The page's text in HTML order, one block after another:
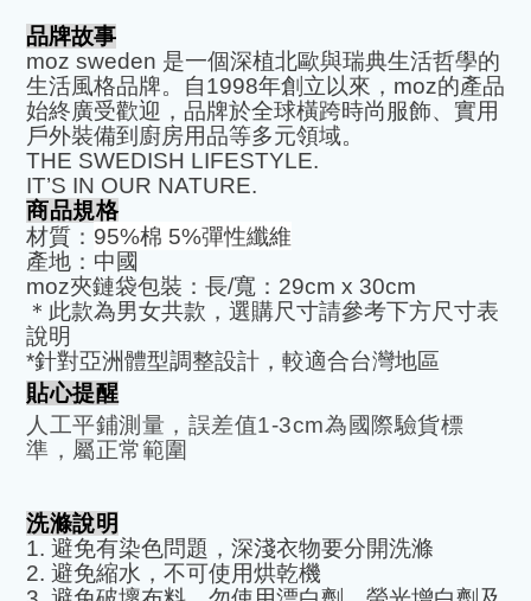
品牌故事
moz sweden 是一個深植北歐與瑞典生活哲學的
生活風格品牌。自1998年創立以來， moz的產品
始終廣受歡迎，品牌於全球橫跨時尚服飾、實用
戶外裝備到廚房用品等多元領域。
THE SWEDISH LIFESTYLE.
IT’S IN OUR NATURE.
商品規格
材質： 95%棉 5%彈性纖維
產地：中國
moz夾鏈袋包裝：長/寬： 29cm x 30cm
＊此款為男女共款，選購尺寸請參考下方尺寸表
說明
*針對亞洲體型調整設計，較適合台灣地區
貼心提醒
人工平鋪測量，誤差值1-3cm為國際驗貨標
準，屬正常範圍
洗滌說明
1. 避免有染色問題，深淺衣物要分開洗滌
2. 避免縮水，不可使用烘乾機